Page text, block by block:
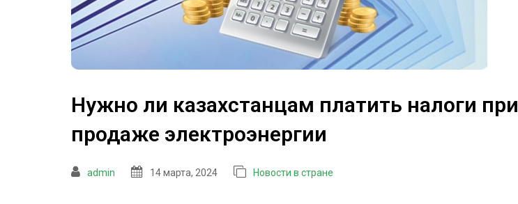
Нужно ли казахстанцам платить налоги при
продаже электроэнергии
admin 14 марта, 2024 Новости в стране